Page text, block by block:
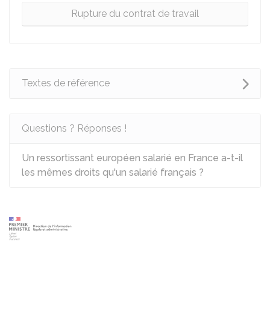
Rupture du contrat de travail
Textes de référence
Questions ? Réponses !
Un ressortissant européen salarié en France a-t-il
les mêmes droits qu'un salarié français ?